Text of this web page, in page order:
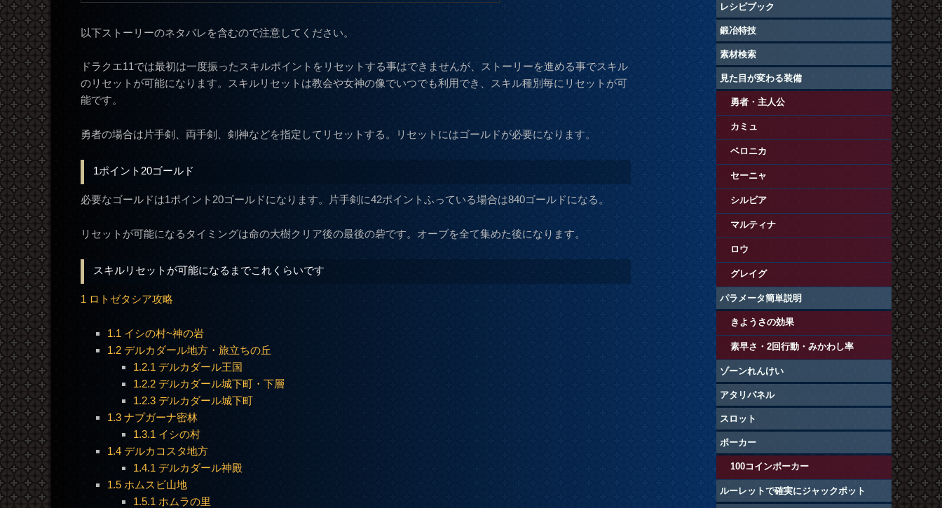
以下ストーリーのネタバレを含むので注意してください。
ドラクエ11では最初は一度振ったスキルポイントをリセットする事はできませんが、ストーリーを進める事でスキル
のリセットが可能になります。スキルリセットは教会や女神の像でいつでも利用でき、スキル種別毎にリセットが可
能です。
勇者の場合は片手剣、両手剣、剣神などを指定してリセットする。リセットにはゴールドが必要になります。
1ポイント20ゴールド
必要なゴールドは1ポイント20ゴールドになります。片手剣に42ポイントふっている場合は840ゴールドになる。
リセットが可能になるタイミングは命の大樹クリア後の最後の砦です。オーブを全て集めた後になります。
スキルリセットが可能になるまでこれくらいです
1 ロトゼタシア攻略
1.1 イシの村~神の岩
1.2 デルカダール地方・旅立ちの丘
1.2.1 デルカダール王国
1.2.2 デルカダール城下町・下層
1.2.3 デルカダール城下町
1.3 ナプガーナ密林
1.3.1 イシの村
1.4 デルカコスタ地方
1.4.1 デルカダール神殿
1.5 ホムスビ山地
1.5.1 ホムラの里
レシピブック
鍛冶特技
素材検索
見た目が変わる装備
勇者・主人公
カミュ
ベロニカ
セーニャ
シルビア
マルティナ
ロウ
グレイグ
パラメータ簡単説明
きようさの効果
素早さ・2回行動・みかわし率
ゾーンれんけい
アタリパネル
スロット
ポーカー
100コインポーカー
ルーレットで確実にジャックポット